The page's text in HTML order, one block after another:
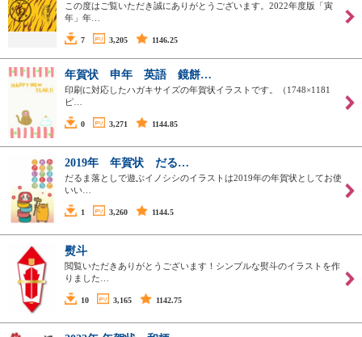
この度はご覧いただき誠にありがとうございます。2022年度版「寅
年」年…
7 3,205 1146.25
年賀状 申年 英語 鏡餅…
印刷に対応したハガキサイズの年賀状イラストです。（1748×1181
ピ…
0 3,271 1144.85
2019年 年賀状 だる…
だるま落としで遊ぶイノシシのイラストは2019年の年賀状としてお使
いい…
1 3,260 1144.5
熨斗
閲覧いただきありがとうございます！シンプルな熨斗のイラストを作
りました…
10 3,165 1142.75